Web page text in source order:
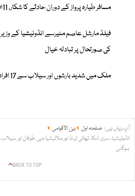
مسافر طیارہ پرواز کے دوران حادثے کا شکار، 11افراد ہلاک
فیلڈ مارشل عاصم منیرسے انڈونیشیا کے
کی صورتحال پر تبادلہ خیال
ملک میں شدید بارشوں اور سیلاب سے 17 افراد ہلاک
آپ یہاں ہیں: صفحہ اول
بین الاقوامی
ہوگئی
BACK TO TOP